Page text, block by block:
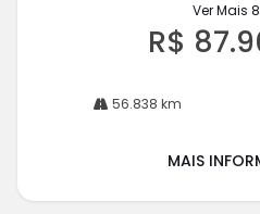
Ver Mais
R$
56.838 km
MAIS